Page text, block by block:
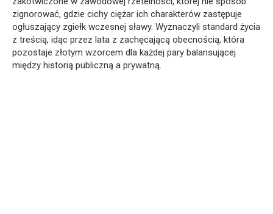
zignorować, gdzie cichy ciężar ich charakterów zastępuje
ogłuszający zgiełk wczesnej sławy. Wyznaczyli standard życia
z treścią, idąc przez lata z zachęcającą obecnością, która
pozostaje złotym wzorcem dla każdej pary balansującej
między historią publiczną a prywatną.